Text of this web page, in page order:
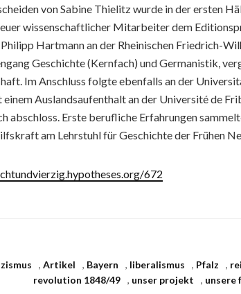
von Sabine Thielitz wurde in der ersten
wissenschaftlicher Mitarbeiter dem
Hartmann an der Rheinischen Friedrich-
Geschichte (Kernfach) und Germanistik,
Im Anschluss folgte ebenfalls an der
einem Auslandsaufenthalt an der Université de
abschloss. Erste berufliche Erfahrungen
am Lehrstuhl für Geschichte der Frühen
672
, Artikel , Bayern , liberalismus , Pfalz ,
revolution 1848/49
, unser projekt , unsere